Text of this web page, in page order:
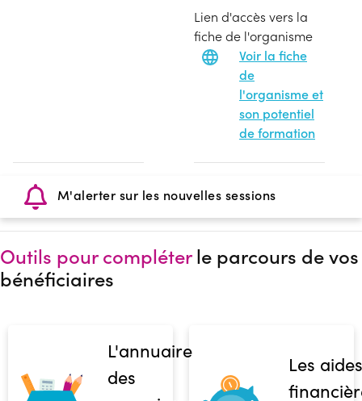
Lien d'accès vers la
fiche de l'organisme
Voir la fiche
de
l'organisme et
son potentiel
de formation
M'alerter sur les nouvelles sessions
Outils pour compléterle parcours de vos
bénéficiaires
L'annuaire
des
Les aides